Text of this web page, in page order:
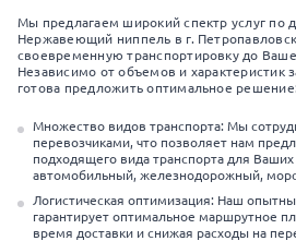
Мы предлагаем широкий спектр услуг по
Нержавеющий ниппель в г.
своевременную транспортировку до
Независимо от объемов и характеристик
готова предложить оптимальное
Множество видов транспорта: Мы
перевозчиками, что позволяет нам
подходящего вида транспорта для
автомобильный, железнодорожный,
Логистическая оптимизация: Наш
гарантирует оптимальное маршрутное
время доставки и снижая расходы на